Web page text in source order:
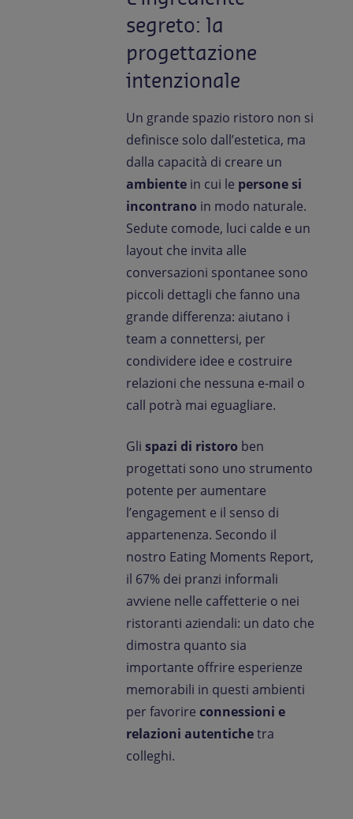
segreto: la
progettazione
intenzionale
Un grande spazio ristoro non si
definisce solo dall’estetica, ma
dalla capacità di creare un
ambiente in cui le persone si
incontrano in modo naturale.
Sedute comode, luci calde e un
layout che invita alle
conversazioni spontanee sono
piccoli dettagli che fanno una
grande differenza: aiutano i
team a connettersi, per
condividere idee e costruire
relazioni che nessuna e-mail o
call potrà mai eguagliare.
Gli spazi di ristoro ben
progettati sono uno strumento
potente per aumentare
l’engagement e il senso di
appartenenza. Secondo il
nostro Eating Moments Report,
il 67% dei pranzi informali
avviene nelle caffetterie o nei
ristoranti aziendali: un dato che
dimostra quanto sia
importante offrire esperienze
memorabili in questi ambienti
per favorire connessioni e
relazioni autentichetra
colleghi.